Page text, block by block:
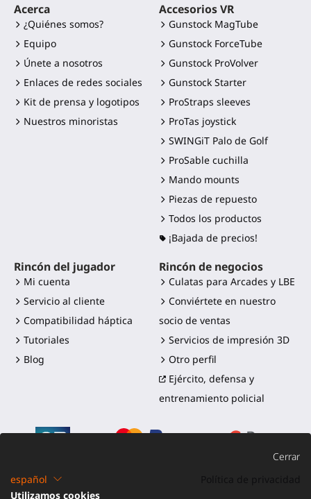
Acerca
¿Quiénes somos?
Equipo
Únete a nosotros
Enlaces de redes sociales
Kit de prensa y logotipos
Nuestros minoristas
Accesorios VR
Gunstock MagTube
Gunstock ForceTube
Gunstock ProVolver
Gunstock Starter
ProStraps sleeves
ProTas joystick
SWINGiT Palo de Golf
ProSable cuchilla
Mando mounts
Piezas de repuesto
Todos los productos
¡Bajada de precios!
Rincón del jugador
Mi cuenta
Servicio al cliente
Compatibilidad háptica
Tutoriales
Blog
Rincón de negocios
Culatas para Arcades y LBE
Conviértete en nuestro
socio de ventas
Servicios de impresión 3D
Otro perfil
Ejército, defensa y
entrenamiento policial
Cerrar
español
Utilizamos cookies